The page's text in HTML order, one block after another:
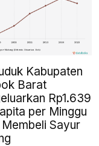
Kabupaten
Barat
Rp1.639
per Minggu
Membeli Sayur